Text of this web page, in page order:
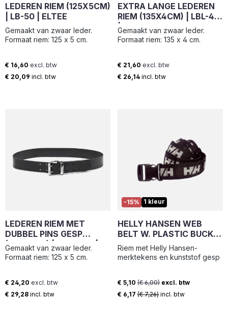
LEDEREN RIEM (125X5CM)
| LB-50 | ELTEE
Gemaakt van zwaar leder.
Formaat riem: 125 x 5 cm.
Normale prijs:
€ 16,60 excl. btw
€ 20,09 incl. btw
EXTRA LANGE LEDEREN
RIEM (135X4CM) | LBL-40
| ELTEE
Gemaakt van zwaar leder.
Formaat riem: 135 x 4 cm.
Normale prijs:
€ 21,60 excl. btw
€ 26,14 incl. btw
LEDEREN RIEM MET
DUBBEL PINS GESP
(125X5CM) | LBLM-50 |
ELTEE
Gemaakt van zwaar leder.
Formaat riem: 125 x 5 cm.
Normale prijs:
€ 24,20 excl. btw
€ 29,28 incl. btw
-15% 1 kleur
HELLY HANSEN WEB
BELT W. PLASTIC BUCKLE
79527
Riem met Helly Hansen-
merktekens en kunststof gesp
Verkoopprijs:
€ 5,10 (€ 6,00) excl. btw
€ 6,17 (€ 7,26) incl. btw